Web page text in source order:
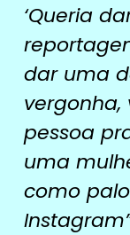
‘Queria
dar uma
pessoa
uma
como